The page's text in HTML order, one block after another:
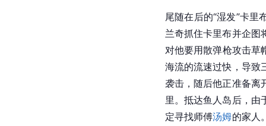
尾随在后的“湿发”卡里
兰奇抓住卡里布并企图
对他要用散弹枪攻击草
海流的流速过快，导致
袭击，随后他正准备离
里。抵达鱼人岛后，由
定寻找师傅汤姆的家人